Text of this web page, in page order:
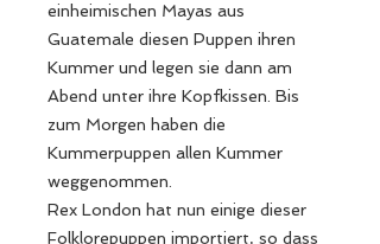
einheimischen Mayas aus
Guatemale diesen Puppen ihren
Kummer und legen sie dann am
Abend unter ihre Kopfkissen. Bis
zum Morgen haben die
Kummerpuppen allen Kummer
weggenommen.
Rex London hat nun einige dieser
Folklorepuppen importiert, so dass